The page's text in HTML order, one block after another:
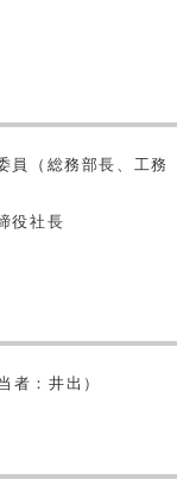
員（総務部長、工務
役社長
：井出）